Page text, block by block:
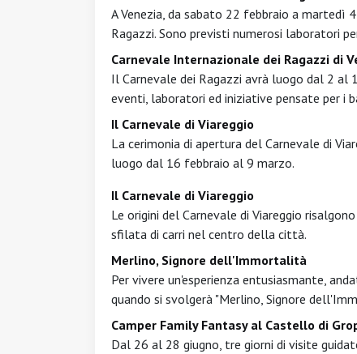
A Venezia, da sabato 22 febbraio a martedì
Ragazzi. Sono previsti numerosi laboratori
Carnevale Internazionale dei Ragazzi di
Il Carnevale dei Ragazzi avrà luogo dal 2
eventi, laboratori ed iniziative pensate per i
Il Carnevale di Viareggio
La cerimonia di apertura del Carnevale di
luogo dal 16 febbraio al 9 marzo.
Il Carnevale di Viareggio
Le origini del Carnevale di Viareggio
sfilata di carri nel centro della città.
Merlino, Signore dell'Immortalità
Per vivere un'esperienza entusiasmante,
quando si svolgerà "Merlino, Signore
Camper Family Fantasy al Castello di
Dal 26 al 28 giugno, tre giorni di visite